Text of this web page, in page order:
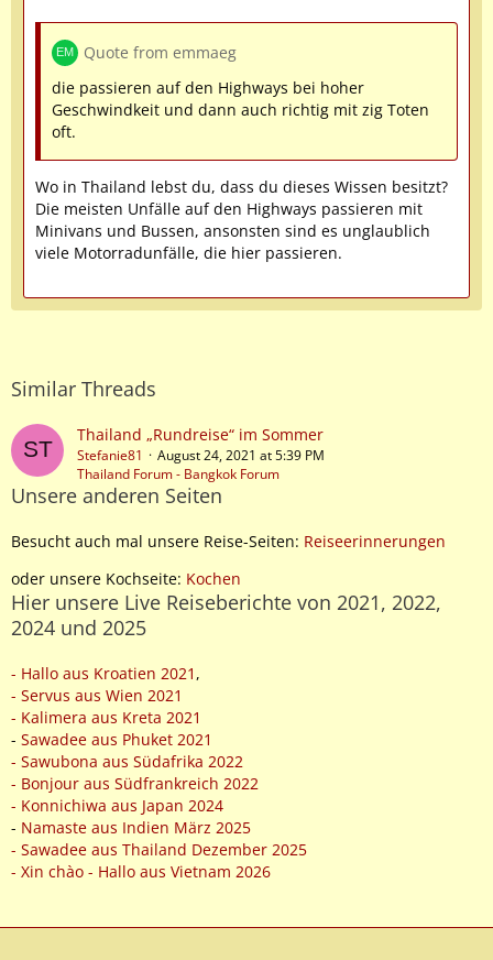
Quote from emmaeg
die passieren auf den Highways bei hoher
Geschwindkeit und dann auch richtig mit zig Toten
oft.
Wo in Thailand lebst du, dass du dieses Wissen besitzt?
Die meisten Unfälle auf den Highways passieren mit
Minivans und Bussen, ansonsten sind es unglaublich
viele Motorradunfälle, die hier passieren.
Similar Threads
Thailand „Rundreise“ im Sommer
Stefanie81
August 24, 2021 at 5:39 PM
Thailand Forum - Bangkok Forum
Unsere anderen Seiten
Besucht auch mal unsere Reise-Seiten: Reiseerinnerungen
oder unsere Kochseite: Kochen
Hier unsere Live Reiseberichte von 2021, 2022,
2024 und 2025
- Hallo aus Kroatien 2021 ,
- Servus aus Wien 2021
- Kalimera aus Kreta 2021
- Sawadee aus Phuket 2021
- Sawubona aus Südafrika 2022
- Bonjour aus Südfrankreich 2022
- Konnichiwa aus Japan 2024
- Namaste aus Indien März 2025
- Sawadee aus Thailand Dezember 2025
- Xin chào - Hallo aus Vietnam 2026